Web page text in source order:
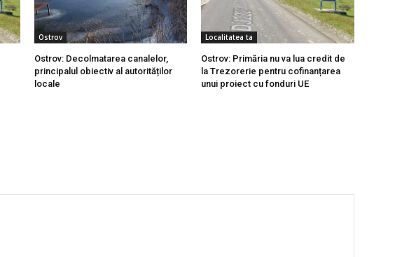
Ostrov
Ostrov: Decolmatarea canalelor,
principalul obiectiv al autorităților
locale
Localitatea ta
Ostrov: Primăria nu va lua credit de
la Trezorerie pentru cofinanțarea
unui proiect cu fonduri UE